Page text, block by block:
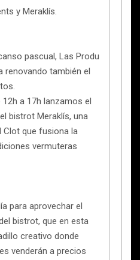
y Meraklís.
pascual, Las Produ
también el
a 17h lanzamos el
bistrot Meraklís, una
Clot que fusiona la
vermuteras
para aprovechar el
bistrot, que en esta
creativo donde
venderán a precios